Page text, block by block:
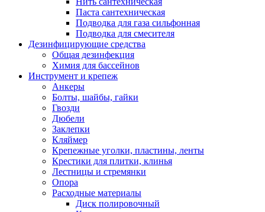
Паста сантехническая
Подводка для газа сильфонная
Подводка для смесителя
Дезинфицирующие средства
Общая дезинфекция
Химия для бассейнов
Инструмент и крепеж
Анкеры
Болты, шайбы, гайки
Гвозди
Дюбели
Заклепки
Кляймер
Крепежные уголки, пластины, ленты
Крестики для плитки, клинья
Лестницы и стремянки
Опора
Расходные материалы
Диск полировочный